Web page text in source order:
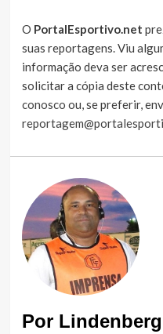
O PortalEsportivo.net
suas reportagens. Viu
informação deva ser
solicitar a cópia deste
conosco ou, se preferir,
Por